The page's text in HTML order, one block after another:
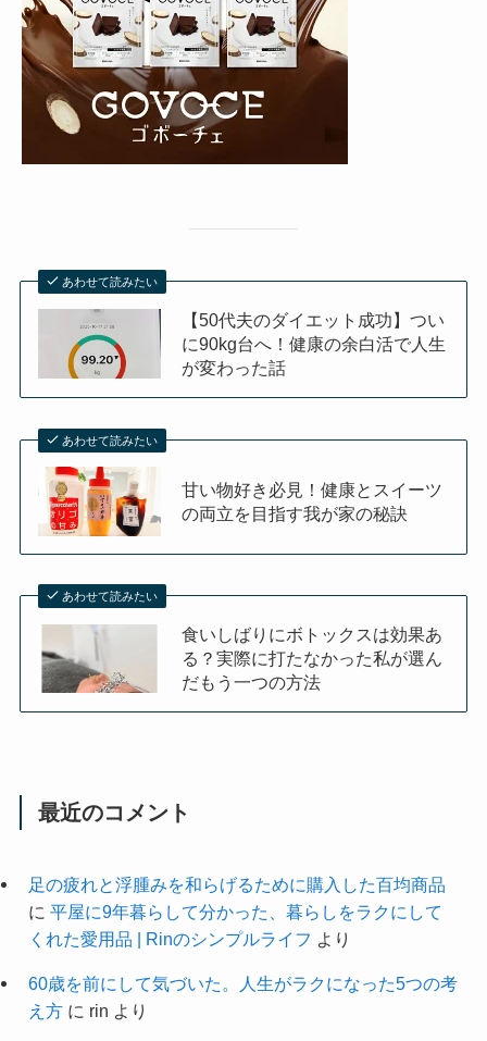
あわせて読みたい
【50代夫のダイエット成功】つい
に90kg台へ！健康の余白活で人生
が変わった話
あわせて読みたい
甘い物好き必見！健康とスイーツ
の両立を目指す我が家の秘訣
あわせて読みたい
食いしばりにボトックスは効果あ
る？実際に打たなかった私が選ん
だもう一つの方法
最近のコメント
足の疲れと浮腫みを和らげるために購入した百均商品
に 平屋に9年暮らして分かった、暮らしをラクにして
くれた愛用品 | Rinのシンプルライフ より
60歳を前にして気づいた。人生がラクになった5つの考
え方に rin より